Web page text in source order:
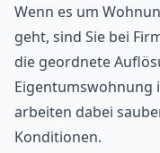
Wenn es um
geht, sind Sie bei
die geordnete
Eigentumswohnung
arbeiten dabei
Konditionen.